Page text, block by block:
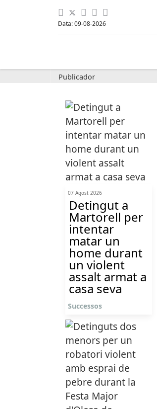
Data: 09-08-2026
Publicador
07 Agost 2026
Detingut a
Martorell per
intentar
matar un
home durant
un violent
assalt armat a
casa seva
Successos